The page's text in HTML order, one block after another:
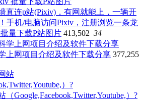
直连p站(Pixiv)，有网就能上，一辆开
手机/电脑访问Pixiv，注册浏览一条龙
量下载P站图片 413,502 34
上网项目介绍及软件下载分享 377,255
Google,Facebook,Twitter,Youtube,）?